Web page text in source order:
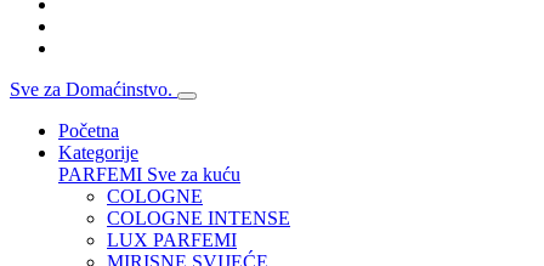
Sve za Domaćinstvo.
Početna
Kategorije
PARFEMI Sve za kuću
COLOGNE
COLOGNE INTENSE
LUX PARFEMI
MIRISNE SVIJEĆE